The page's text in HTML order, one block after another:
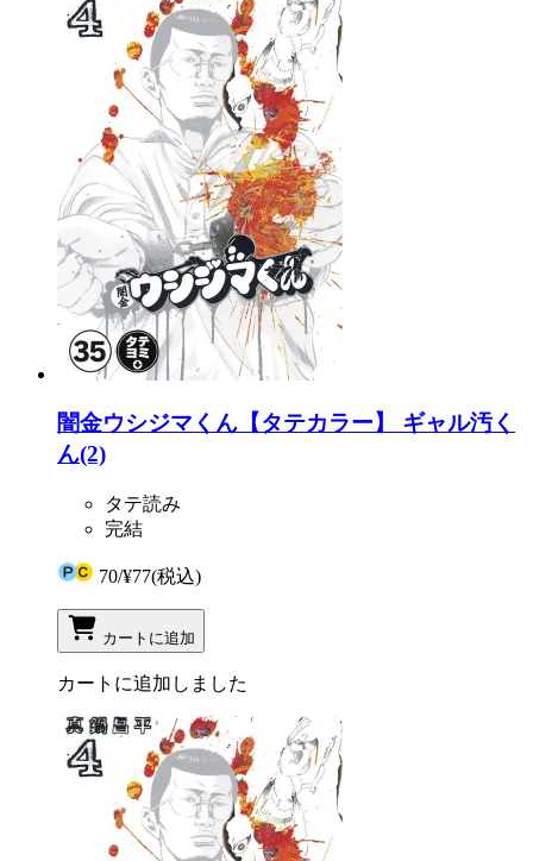
闇金ウシジマくん【タテカラー】 ギャル汚く
ん(2)
タテ読み
完結
70/¥77(税込)
カートに追加
カートに追加しました